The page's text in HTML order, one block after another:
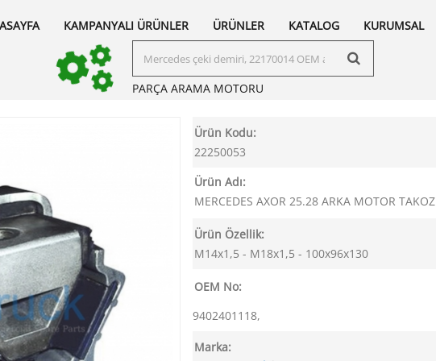
KAMPANYALI ÜRÜNLER ÜRÜNLER KATALOG KURUMSAL
PARÇA ARAMA MOTORU
Ürün Kodu:
22250053
Ürün Adı:
MERCEDES AXOR 25.28 ARKA MOTOR TAKOZ
Ürün Özellik:
M14x1,5 - M18x1,5 - 100x96x130
OEM No:
9402401118,
Marka: